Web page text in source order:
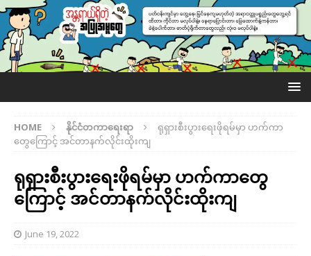
HOME နိုင်ငံတကာရေးရာ
ရုရှားစီးပွားရေးဖိုရမ်မှာ ဟက်ကာ
တွေကြောင့် အင်တာနက်လိုင်းထိုးကျ
ရုရှားစီးပွားရေးဖိုရမ်မှာ ဟက်ကာတွေ
ကြောင့် အင်တာနက်လိုင်းထိုးကျ
June 19, 2022